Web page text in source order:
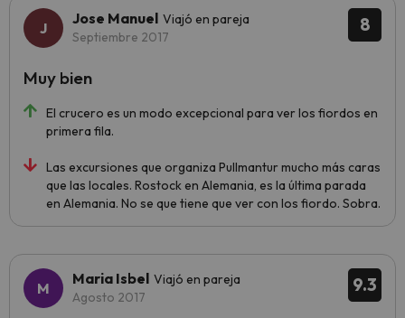
8
Jose Manuel Viajó en pareja
Septiembre 2017
El crucero es un modo excepcional para ver los fiordos en
primera fila.
Las excursiones que organiza Pullmantur mucho más caras
que las locales. Rostock en Alemania, es la última parada
en Alemania. No se que tiene que ver con los fiordo. Sobra.
Muy bien
9.3
Maria Isbel Viajó en pareja
Agosto 2017